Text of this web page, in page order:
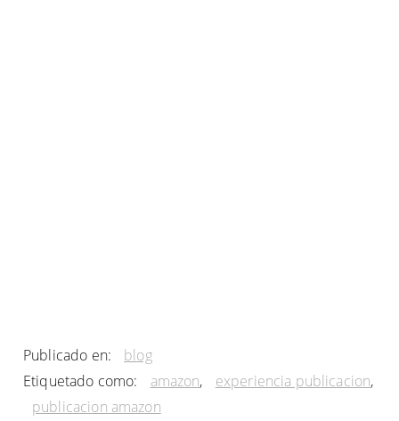
Publicado en:
blog
Etiquetado como:
amazon, experiencia publicacion,
publicacion amazon